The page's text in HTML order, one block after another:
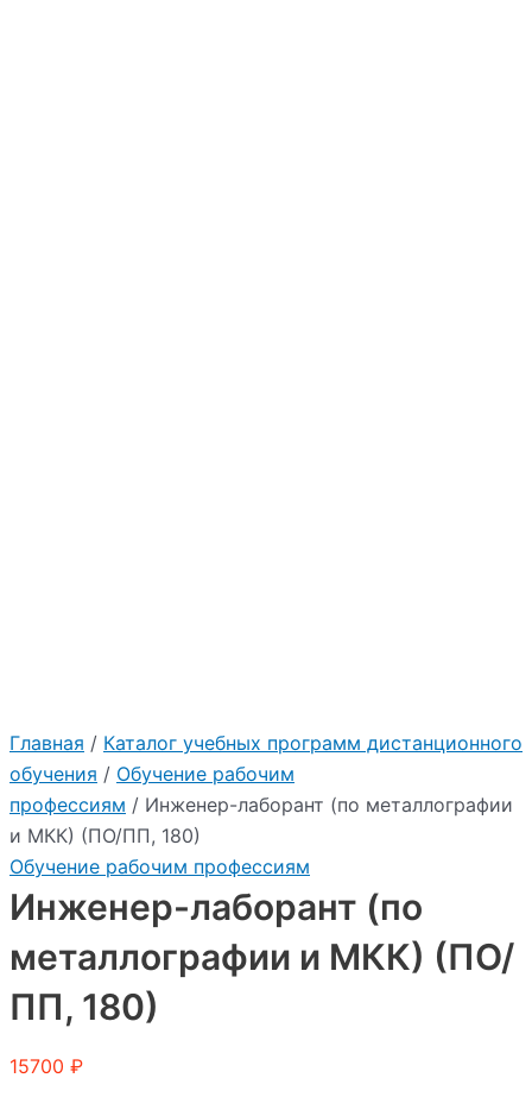
Главная / Каталог учебных программ дистанционного
обучения / Обучение рабочим
профессиям / Инженер-лаборант (по металлографии
и МКК) (ПО/ПП, 180)
Обучение рабочим профессиям
Инженер-лаборант (по
металлографии и МКК) (ПО/
ПП, 180)
15700 ₽